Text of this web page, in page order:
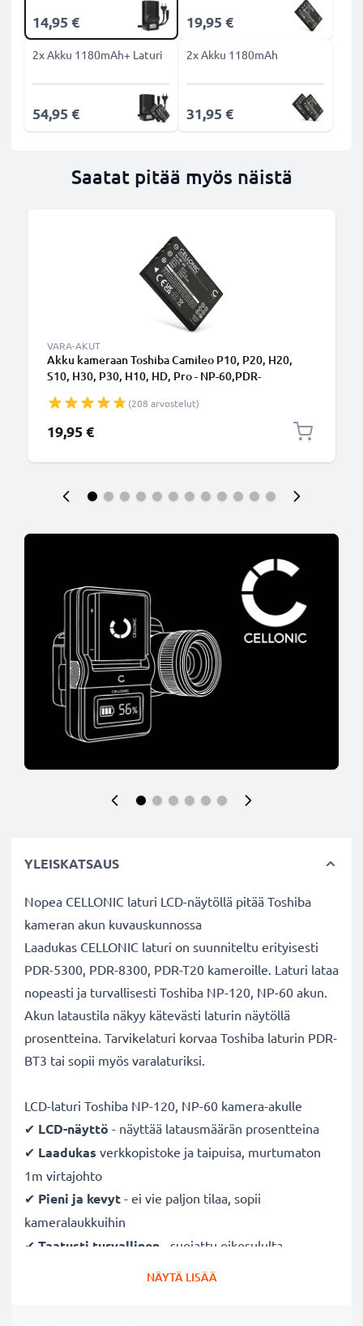
14,95 € 19,95 €
2x Akku 1180mAh+ Laturi
54,95 €
2x Akku 1180mAh
31,95 €
Saatat pitää myös näistä
VARA-AKUT
Akku kameraan Toshiba Camileo P10, P20, H20,
S10, H30, P30, H10, HD, Pro - NP-60,PDR-
CELLONIC
(208 arvostelut)
19,95 €
YLEISKATSAUS
Nopea CELLONIC laturi LCD-näytöllä pitää Toshiba
kameran akun kuvauskunnossa
Laadukas CELLONIC laturi on suunniteltu erityisesti
PDR-5300, PDR-8300, PDR-T20 kameroille. Laturi lataa
nopeasti ja turvallisesti Toshiba NP-120, NP-60 akun.
Akun lataustila näkyy kätevästi laturin näytöllä
prosentteina. Tarvikelaturi korvaa Toshiba laturin PDR-
BT3 tai sopii myös varalaturiksi.
LCD-laturi Toshiba NP-120, NP-60 kamera-akulle
✔ LCD-näyttö - näyttää latausmäärän prosentteina
✔ Laadukas verkkopistoke ja taipuisa, murtumaton
1m virtajohto
✔ Pieni ja kevyt - ei vie paljon tilaa, sopii
kameralaukkuihin
✔ Taatusti turvallinen - suojattu oikosululta,
ylikuumenemiselta ja ylijännitteeltä
NÄYTÄ LISÄÄ